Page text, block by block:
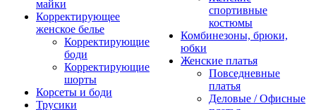
майки
Корректирующее
женское белье
Корректирующие
боди
Корректирующие
шорты
Корсеты и боди
Трусики
спортивные
костюмы
Комбинезоны, брюки,
юбки
Женские платья
Повседневные
платья
Деловые / Офисные